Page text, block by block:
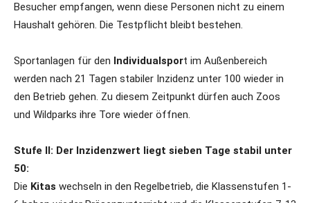
Besucher empfangen, wenn diese Personen nicht zu einem
Haushalt gehören. Die Testpflicht bleibt bestehen.
Sportanlagen für den Individualsport im Außenbereich
werden nach 21 Tagen stabiler Inzidenz unter 100 wieder in
den Betrieb gehen. Zu diesem Zeitpunkt dürfen auch Zoos
und Wildparks ihre Tore wieder öffnen.
Stufe II: Der Inzidenzwert liegt sieben Tage stabil unter
50:
Die Kitas wechseln in den Regelbetrieb, die Klassenstufen 1-